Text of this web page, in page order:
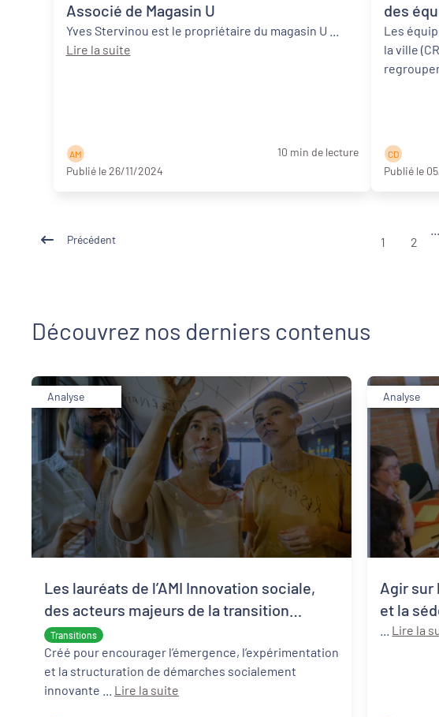
Associé de Magasin U
Lire la suite
A M
10 min de lecture
Publié le 26/11/2024
des
Les
la ville
C D
Publié le
Précédent 1 2
Découvrez nos derniers contenus
Analyse
Transitions
Les lauréats de l’AMI Innovation sociale,
des acteurs majeurs de la transition
écologique et sociale
Créé pour encourager l’émergence, l’expérimentation
et la structuration de démarches socialement
Lire la suite
Analyse
Agir sur
et la
Lire la